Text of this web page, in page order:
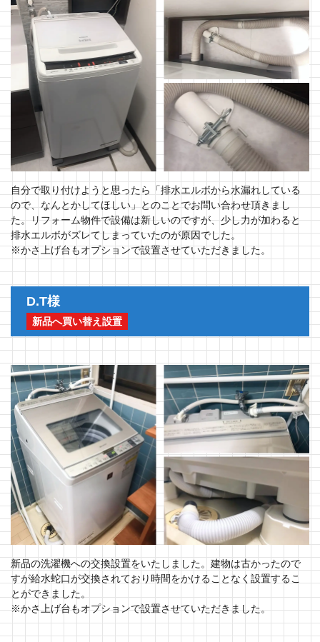
自分で取り付けようと思ったら「排水エルボから水漏れしている
ので、なんとかしてほしい」とのことでお問い合わせ頂きまし
た。リフォーム物件で設備は新しいのですが、少し力が加わると
排水エルボがズレてしまっていたのが原因でした。
※かさ上げ台もオプションで設置させていただきました。
D.T様
新品へ買い替え設置
新品の洗濯機への交換設置をいたしました。建物は古かったので
すが給水蛇口が交換されており時間をかけることなく設置するこ
とができました。
※かさ上げ台もオプションで設置させていただきました。